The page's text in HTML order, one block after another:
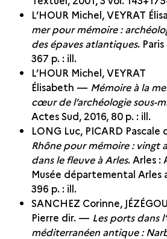
L’HOUR Michel, VEYRAT
mer pour mémoire :
des épaves atlantiques.
367 p. : ill.
L’HOUR Michel, VEYRAT
Élisabeth — Mémoire à la
cœur de l’archéologie sous-
Actes Sud, 2016, 80 p. : ill.
LONG Luc, PICARD
Rhône pour mémoire : vingt
dans le fleuve à Arles. Arles :
Musée départemental Arles
396 p. : ill.
SANCHEZ Corinne,
Pierre dir. — Les ports dans
méditerranéen antique :